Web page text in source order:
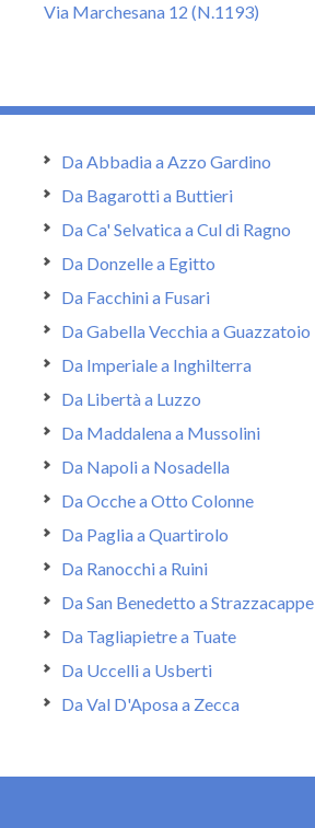
Via Marchesana 12 (N.1193)
Da Abbadia a Azzo Gardino
Da Bagarotti a Buttieri
Da Ca' Selvatica a Cul di Ragno
Da Donzelle a Egitto
Da Facchini a Fusari
Da Gabella Vecchia a Guazzatoio
Da Imperiale a Inghilterra
Da Libertà a Luzzo
Da Maddalena a Mussolini
Da Napoli a Nosadella
Da Ocche a Otto Colonne
Da Paglia a Quartirolo
Da Ranocchi a Ruini
Da San Benedetto a Strazzacappe
Da Tagliapietre a Tuate
Da Uccelli a Usberti
Da Val D'Aposa a Zecca